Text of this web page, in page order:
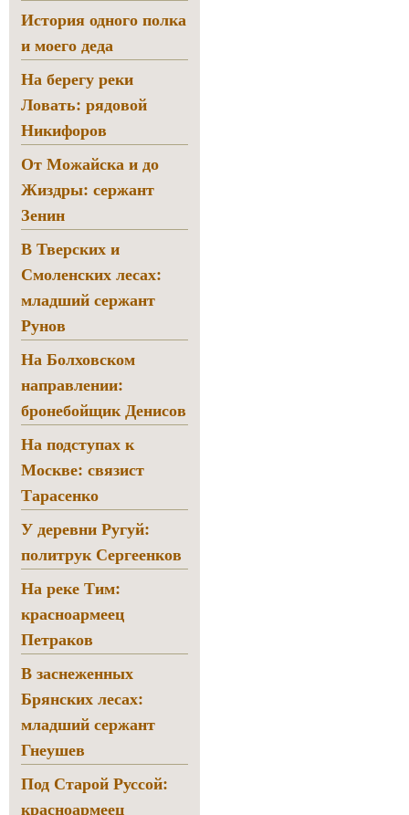
История одного полка
и моего деда
На берегу реки
Ловать: рядовой
Никифоров
От Можайска и до
Жиздры: сержант
Зенин
В Тверских и
Смоленских лесах:
младший сержант
Рунов
На Болховском
направлении:
бронебойщик Денисов
На подступах к
Москве: связист
Тарасенко
У деревни Ругуй:
политрук Сергеенков
На реке Тим:
красноармеец
Петраков
В заснеженных
Брянских лесах:
младший сержант
Гнеушев
Под Старой Руссой:
красноармеец